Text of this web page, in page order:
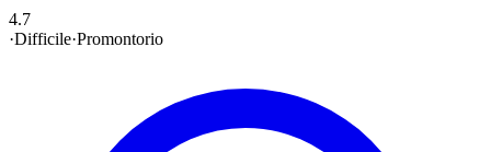
4.7
·Difficile·Promontorio